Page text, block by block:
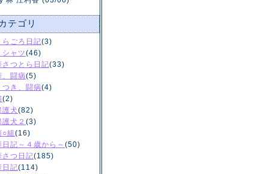
テゴリ
らごろ日記(3)
シャツ(46)
さつとら日記(33)
、闘病(5)
つき、闘病(4)
(2)
護犬(82)
護犬２ (3)
○組 (16)
日記～４歳から～ (50)
さつ日記(185)
日記(114)